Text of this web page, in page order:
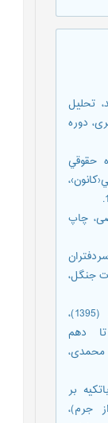
تحلیل
دوره
حقوقي
تخصصی، چاپ
سردفتران
جنگل،
آذر پور، حمید؛ حجتی اشرفی، حمیدرضا، (1395)،
دهم
محمدی،
بر
جرم)،